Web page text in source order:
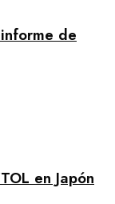
de
en Japón